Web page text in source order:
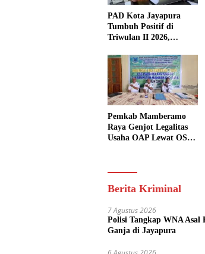
PAD Kota Jayapura
Tumbuh Positif di
Triwulan II 2026,
Target
Pemkab Mamberamo
Raya Genjot Legalitas
Usaha OAP Lewat OSS,
Berita Kriminal
7 Agustus 2026
Polisi Tangkap WNA Asal
Ganja di Jayapura